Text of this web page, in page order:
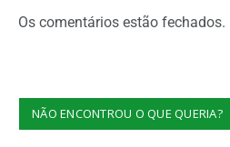
Os comentários estão fechados.
NÃO ENCONTROU O QUE QUERIA?